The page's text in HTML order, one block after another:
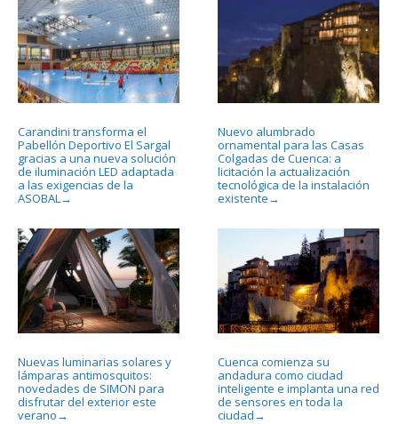
Carandini transforma el
Pabellón Deportivo El Sargal
gracias a una nueva solución
de iluminación LED adaptada
a las exigencias de la
ASOBAL →
Nuevo alumbrado
ornamental para las Casas
Colgadas de Cuenca: a
licitación la actualización
tecnológica de la instalación
existente →
Nuevas luminarias solares y
lámparas antimosquitos:
novedades de SIMON para
disfrutar del exterior este
verano →
Cuenca comienza su
andadura como ciudad
inteligente e implanta una red
de sensores en toda la
ciudad →